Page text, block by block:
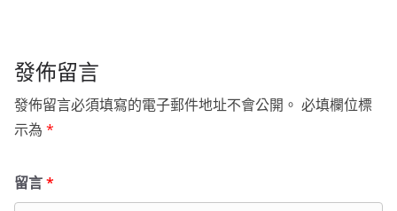
發佈留言
發佈留言必須填寫的電子郵件地址不會公開。 必填欄位標
示為 *
留言*